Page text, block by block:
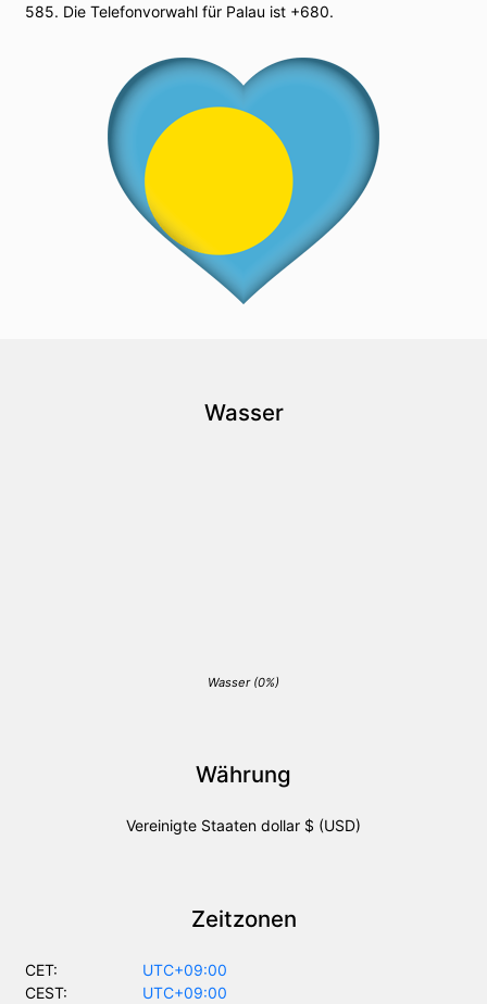
585. Die Telefonvorwahl für Palau ist +680.
Wasser
Wasser (0%)
Währung
Vereinigte Staaten dollar $ (USD)
Zeitzonen
CET:
UTC+09:00
CEST:
UTC+09:00